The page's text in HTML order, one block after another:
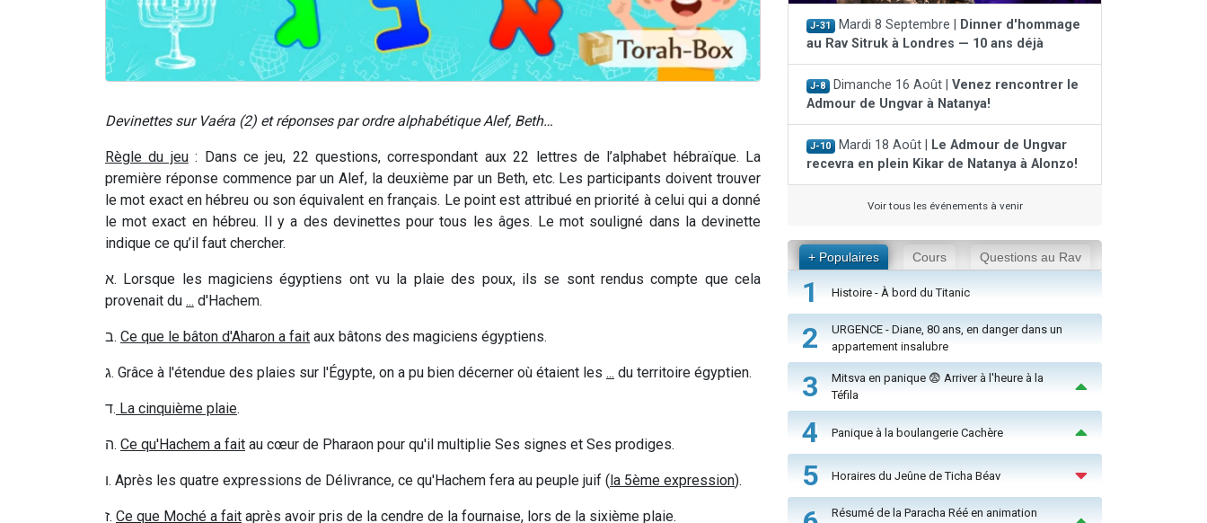
Devinettes sur Vaéra (2) et réponses par ordre alphabétique Alef, Beth…
Règle du jeu: Dans ce jeu, 22 questions, correspondant aux 22 lettres de l’alphabet hébraïque. La
première réponse commence par un Alef, la deuxième par un Beth, etc. Les participants doivent trouver
le mot exact en hébreu ou son équivalent en français. Le point est attribué en priorité à celui qui a donné
le mot exact en hébreu. Il y a des devinettes pour tous les âges. Le mot souligné dans la devinette
indique ce qu’il faut chercher.
א. Lorsque les magiciens égyptiens ont vu la plaie des poux, ils se sont rendus compte que cela
provenait du ... d'Hachem.
ב. Ce que le bâton d'Aharon a fait aux bâtons des magiciens égyptiens.
ג. Grâce à l'étendue des plaies sur l'Égypte, on a pu bien décerner où étaient les ... du territoire égyptien.
ד. La cinquième plaie.
ה. Ce qu'Hachem a fait au cœur de Pharaon pour qu'il multiplie Ses signes et Ses prodiges.
ו. Après les quatre expressions de Délivrance, ce qu'Hachem fera au peuple juif ( la 5ème expression).
ז. Ce que Moché a fait après avoir pris de la cendre de la fournaise, lors de la sixième plaie.
J-31 Mardi 8 Septembre |
Dinner d'hommage
au Rav Sitruk à Londres — 10 ans déjà
J-8 Dimanche 16 Août | Venez rencontrer le
Admour de Ungvar à Natanya!
J-10 Mardi 18 Août |
Le Admour de Ungvar
recevra en plein Kikar de Natanya à Alonzo!
Voir tous les événements à venir
+ Populaires Cours Questions au Rav
1 Histoire - À bord du Titanic
2
URGENCE - Diane, 80 ans, en danger dans un
appartement insalubre
3
Mitsva en panique 😨 Arriver à l'heure à la
Téfila
4 Panique à la boulangerie Cachère
5 Horaires du Jeûne de Ticha Béav
Résumé de la Paracha Réé en animation